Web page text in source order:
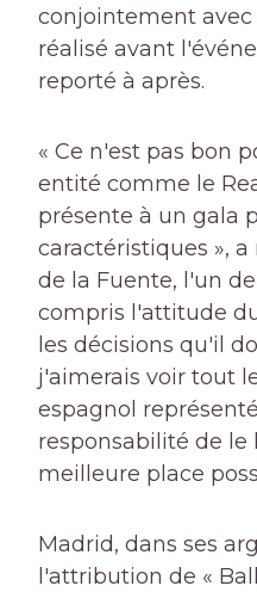
conjointement avec
réalisé avant
reporté à après.
« Ce n'est pas bon
entité comme le
présente à un gala
caractéristiques »,
de la Fuente, l'un
compris l'attitude
les décisions qu'il
j'aimerais voir tout
espagnol
responsabilité de le
meilleure place
Madrid, dans ses
l'attribution de «